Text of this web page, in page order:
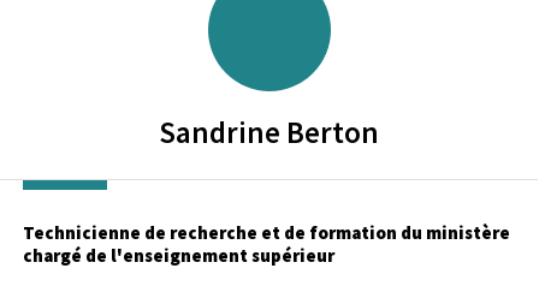
Sandrine Berton
Technicienne de recherche et de formation du ministère
chargé de l'enseignement supérieur